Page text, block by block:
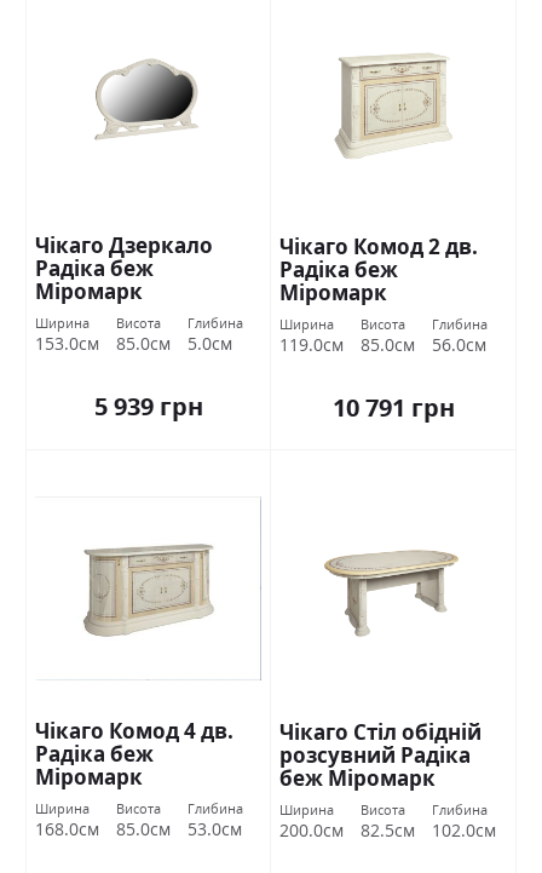
Чікаго Дзеркало
Радіка беж
Міромарк
Ширина
153.0см
Висота
85.0см
Глибина
5.0см
5 939 грн
Чікаго Комод 2 дв.
Радіка беж
Міромарк
Ширина
119.0см
Висота
85.0см
Глибина
56.0см
10 791 грн
Чікаго Комод 4 дв.
Радіка беж
Міромарк
Ширина
168.0см
Висота
85.0см
Глибина
53.0см
Чікаго Стіл обідній
розсувний Радіка
беж Міромарк
Ширина
200.0см
Висота
82.5см
Глибина
102.0см